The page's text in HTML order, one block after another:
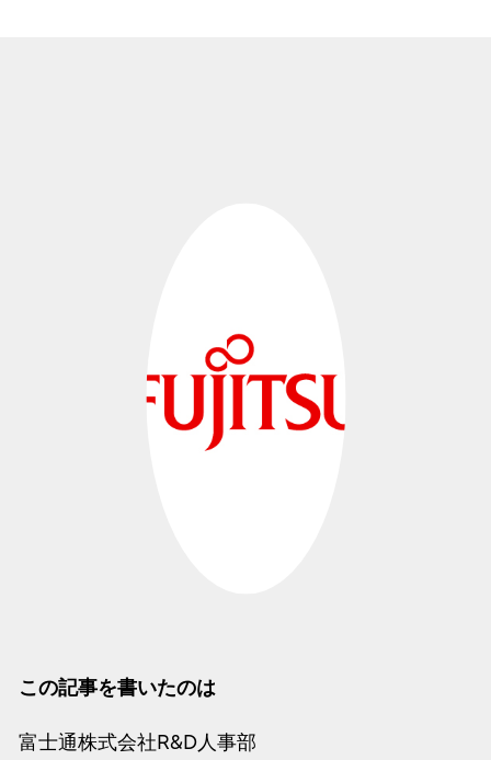
この記事を書いたのは
富士通株式会社R&D人事部